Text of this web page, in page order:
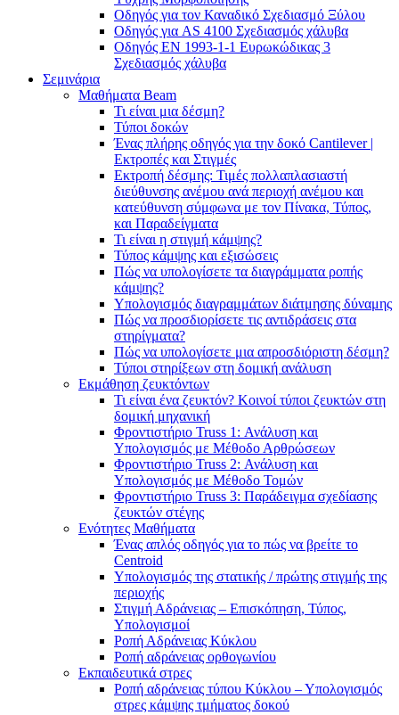
Οδηγός για τον Καναδικό Σχεδιασμό Ξύλου
Οδηγός για AS 4100 Σχεδιασμός χάλυβα
Οδηγός ΕΝ 1993-1-1 Ευρωκώδικας 3
Σχεδιασμός χάλυβα
Σεμινάρια
Μαθήματα Beam
Τι είναι μια δέσμη?
Τύποι δοκών
Ένας πλήρης οδηγός για την δοκό Cantilever |
Εκτροπές και Στιγμές
Εκτροπή δέσμης: Τιμές πολλαπλασιαστή
διεύθυνσης ανέμου ανά περιοχή ανέμου και
κατεύθυνση σύμφωνα με τον Πίνακα, Τύπος,
και Παραδείγματα
Τι είναι η στιγμή κάμψης?
Τύπος κάμψης και εξισώσεις
Πώς να υπολογίσετε τα διαγράμματα ροπής
κάμψης?
Υπολογισμός διαγραμμάτων διάτμησης δύναμης
Πώς να προσδιορίσετε τις αντιδράσεις στα
στηρίγματα?
Πώς να υπολογίσετε μια απροσδιόριστη δέσμη?
Τύποι στηρίξεων στη δομική ανάλυση
Εκμάθηση ζευκτόντων
Τι είναι ένα ζευκτόν? Κοινοί τύποι ζευκτών στη
δομική μηχανική
Φροντιστήριο Truss 1: Ανάλυση και
Υπολογισμός με Μέθοδο Αρθρώσεων
Φροντιστήριο Truss 2: Ανάλυση και
Υπολογισμός με Μέθοδο Τομών
Φροντιστήριο Truss 3: Παράδειγμα σχεδίασης
ζευκτών στέγης
Ενότητες Μαθήματα
Ένας απλός οδηγός για το πώς να βρείτε το
Centroid
Υπολογισμός της στατικής / πρώτης στιγμής της
περιοχής
Στιγμή Αδράνειας – Επισκόπηση, Τύπος,
Υπολογισμοί
Ροπή Αδράνειας Κύκλου
Ροπή αδράνειας ορθογωνίου
Εκπαιδευτικά στρες
Ροπή αδράνειας τύπου Κύκλου – Υπολογισμός
στρες κάμψης τμήματος δοκού